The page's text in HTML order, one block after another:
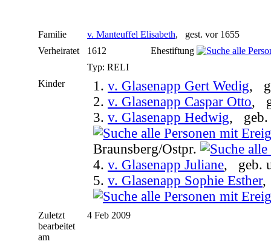
Familie v. Manteuffel Elisabeth, gest. vor 1655
Verheiratet
1612
Ehestiftung
Typ: RELI
Kinder
1. v. Glasenapp Gert Wedig,
2. v. Glasenapp Caspar Otto,
3. v. Glasenapp Hedwig, geb.
Braunsberg/Ostpr.
4. v. Glasenapp Juliane, geb.
5. v. Glasenapp Sophie Esther,
Zuletzt
bearbeitet
am
4 Feb 2009